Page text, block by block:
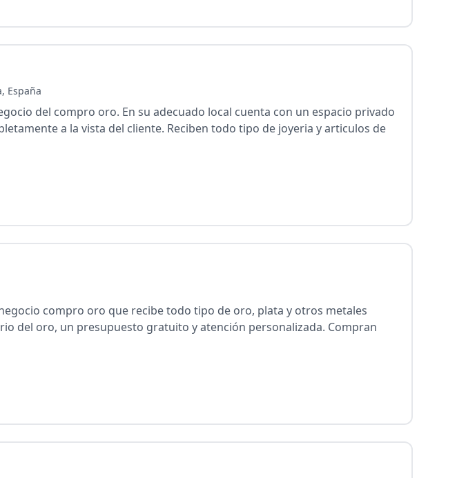
España
del compro oro. En su adecuado local cuenta con un espacio privado
a la vista del cliente. Reciben todo tipo de joyeria y articulos de
compro oro que recibe todo tipo de oro, plata y otros metales
del oro, un presupuesto gratuito y atención personalizada. Compran